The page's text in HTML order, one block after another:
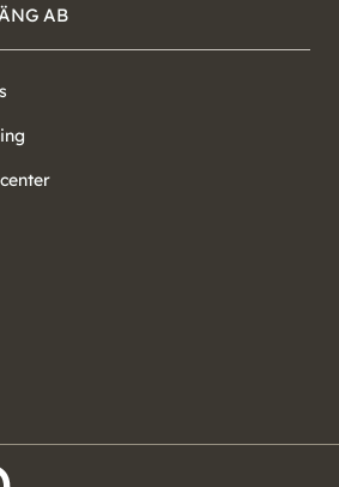
AB